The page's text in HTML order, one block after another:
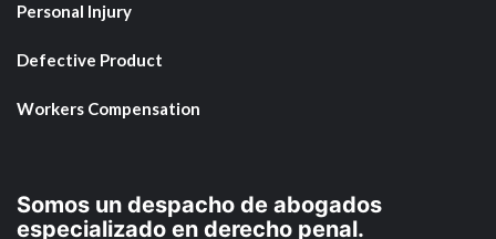
Personal Injury
Defective Product
Workers Compensation
Somos un despacho de abogados
especializado en derecho penal.